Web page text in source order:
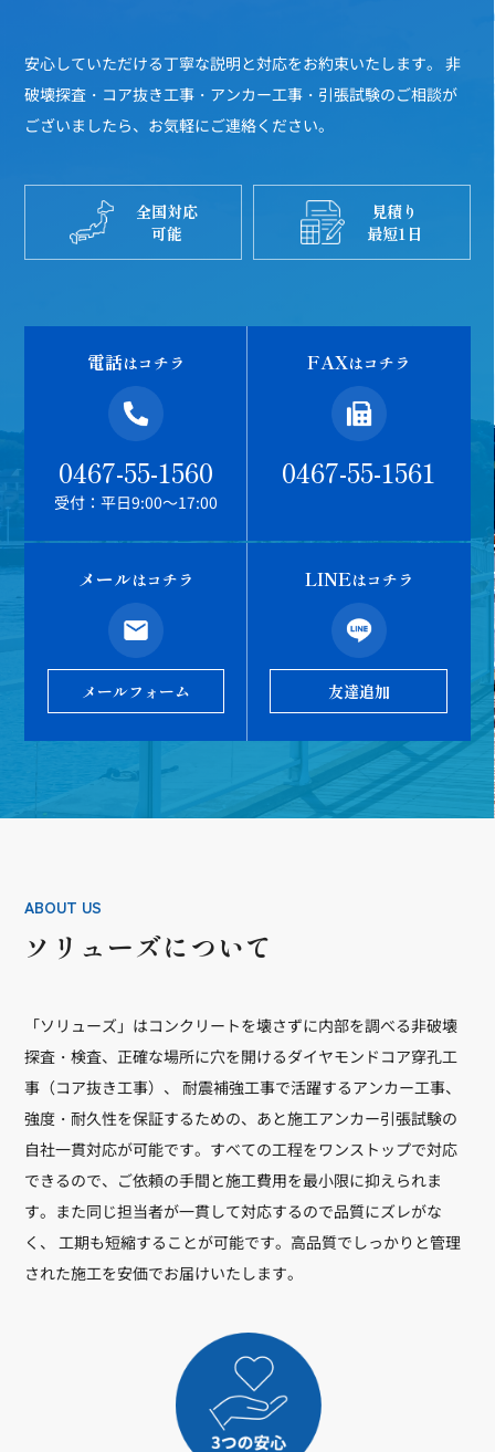
安心していただける丁寧な説明と対応をお約束いたします。
非
破壊探査・コア抜き工事・アンカー工事・引張試験のご相談が
ございましたら、お気軽にご連絡ください。
全国対応
可能
見積り
最短1日
電話はコチラ
0467-55-1560
受付：平日9:00～17:00
FAXはコチラ
0467-55-1561
メールはコチラ
メールフォーム
LINEはコチラ
友達追加
ABOUT US
ソリューズについて
「ソリューズ」はコンクリートを壊さずに内部を調べる非破壊
探査・検査、正確な場所に穴を開けるダイヤモンドコア穿孔工
事（コア抜き工事）、 耐震補強工事で活躍するアンカー工事、
強度・耐久性を保証するための、あと施工アンカー引張試験の
自社一貫対応が可能です。すべての工程をワンストップで対応
できるので、ご依頼の手間と施工費用を最小限に抑えられま
す。また同じ担当者が一貫して対応するので品質にズレがな
く、 工期も短縮することが可能です。高品質でしっかりと管理
された施工を安価でお届けいたします。